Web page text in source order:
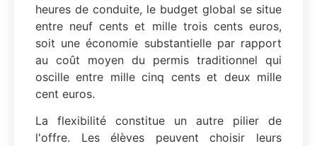
heures de conduite, le budget global se situe
entre neuf cents et mille trois cents euros,
soit une économie substantielle par rapport
au coût moyen du permis traditionnel qui
oscille entre mille cinq cents et deux mille
cent euros.
La flexibilité constitue un autre pilier de
l'offre. Les élèves peuvent choisir leurs